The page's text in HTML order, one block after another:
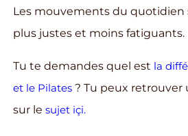
Les mouvements du quotidien
plus justes et moins fatiguants.
Tu te demandes quel est la
et le Pilates ? Tu peux
sur le sujet içi.